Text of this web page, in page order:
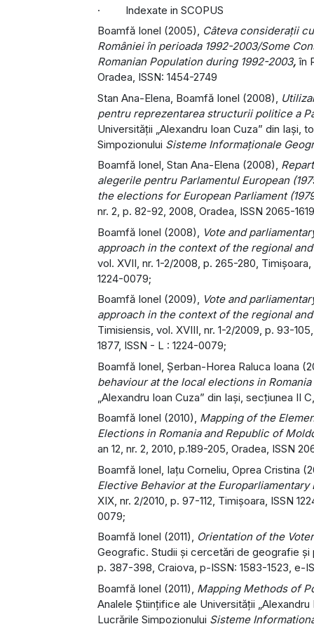
· Indexate in SCOPUS
Boamfă Ionel (2005), Câteva consideraţii
României în perioada 1992-2003/Some
Romanian Population during 1992-2003, în
Oradea, ISSN: 1454-2749
Stan Ana-Elena, Boamfă Ionel (2008),
pentru reprezentarea structurii politice a
Universităţii „Alexandru Ioan Cuza” din Iaşi,
Simpozionului Sisteme Informaţionale
Boamfă Ionel, Stan Ana-Elena (2008),
alegerile pentru Parlamentul European
the elections for European Parliament
nr. 2, p. 82-92, 2008, Oradea, ISSN 2065-
Boamfă Ionel (2008),
Vote and
approach in the context of the regional
vol. XVII, nr. 1-2/2008, p. 265-280,
1224-0079;
Boamfă Ionel (2009), Vote and
approach in the context of the regional
Timisiensis, vol. XVIII, nr. 1-2/2009, p. 93-
1877, ISSN - L : 1224-0079;
Boamfă Ionel, Şerban-Horea Raluca Ioana
behaviour at the local elections in Romania
„Alexandru Ioan Cuza” din Iași, secţiunea II
Boamfă Ionel (2010), Mapping of the
Elections in Romania and Republic of
an 12, nr. 2, 2010, p.189-205, Oradea, ISSN
Boamfă Ionel, Iațu Corneliu, Oprea Cristina
Elective Behavior at the
XIX, nr. 2/2010, p. 97-112, Timișoara, ISSN
0079;
Boamfă Ionel (2011), Orientation of the
Geografic. Studii şi cercetări de geografie şi
p. 387-398, Craiova, p-ISSN: 1583-1523, e-
Boamfă Ionel (2011), Mapping Methods of
Analele Ştiinţifice ale Universităţii
Lucrările Simpozionului Sisteme